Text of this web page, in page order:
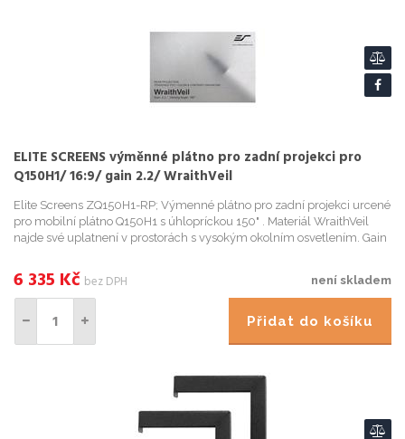
ELITE SCREENS výměnné plátno pro zadní projekci pro
Q150H1/ 16:9/ gain 2.2/ WraithVeil
Elite Screens ZQ150H1-RP; Výmenné plátno pro zadní projekci urcené
pro mobilní plátno Q150H1 s úhlopríckou 150" . Materiál WraithVeil
najde své uplatnení v prostorách s vysokým okolním osvetlením. Gain
není skladem
6 335 Kč bez DPH
Přidat do košíku